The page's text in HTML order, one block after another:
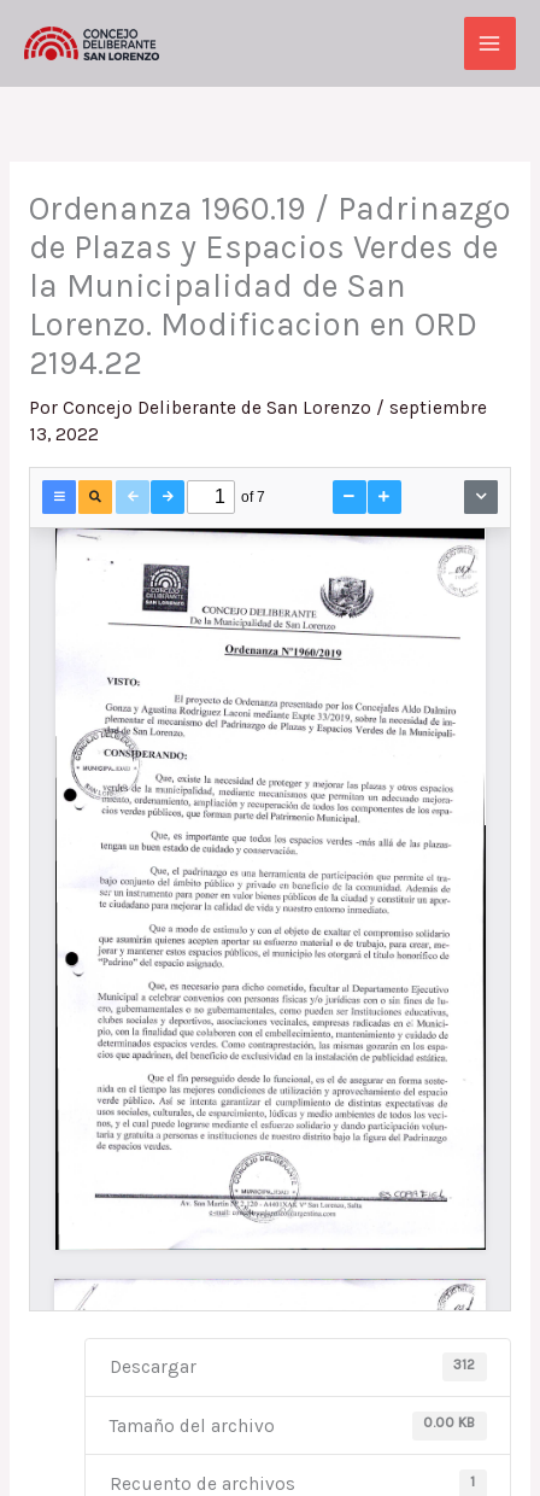
Main
Ordenanza 1960.19 / Padrinazgo
de Plazas y Espacios Verdes de
la Municipalidad de San
Lorenzo. Modificacion en ORD
2194.22
Por Concejo Deliberante de San Lorenzo / septiembre
13, 2022
Descargar 312
Tamaño del archivo 0.00 KB
Recuento de archivos 1